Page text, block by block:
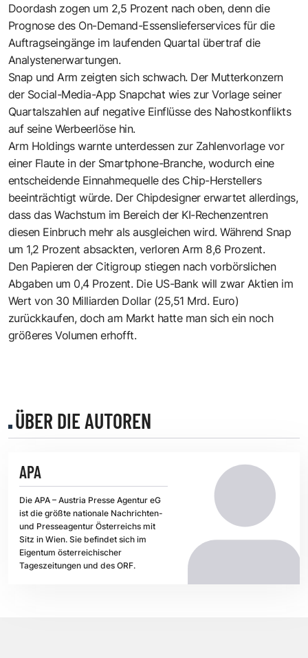
Doordash zogen um 2,5 Prozent nach oben, denn die
Prognose des On-Demand-Essenslieferservices für die
Auftragseingänge im laufenden Quartal übertraf die
Analystenerwartungen.
Snap und Arm zeigten sich schwach. Der Mutterkonzern
der Social-Media-App Snapchat wies zur Vorlage seiner
Quartalszahlen auf negative Einflüsse des Nahostkonflikts
auf seine Werbeerlöse hin.
Arm Holdings warnte unterdessen zur Zahlenvorlage vor
einer Flaute in der Smartphone-Branche, wodurch eine
entscheidende Einnahmequelle des Chip-Herstellers
beeinträchtigt würde. Der Chipdesigner erwartet allerdings,
dass das Wachstum im Bereich der KI-Rechenzentren
diesen Einbruch mehr als ausgleichen wird. Während Snap
um 1,2 Prozent absackten, verloren Arm 8,6 Prozent.
Den Papieren der Citigroup stiegen nach vorbörslichen
Abgaben um 0,4 Prozent. Die US-Bank will zwar Aktien im
Wert von 30 Milliarden Dollar (25,51 Mrd. Euro)
zurückkaufen, doch am Markt hatte man sich ein noch
größeres Volumen erhofft.
ÜBER DIE AUTOREN
APA
Die APA – Austria Presse Agentur eG
ist die größte nationale Nachrichten-
und Presseagentur Österreichs mit
Sitz in Wien. Sie befindet sich im
Eigentum österreichischer
Tageszeitungen und des ORF.